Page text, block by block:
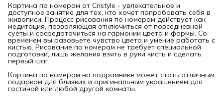
Картина по номерам от Cristyle - увлекательное и
доступное занятие для тех, кто хочет попробовать себя в
живописи. Процесс рисования по номерам действует как
медитация, позволяющая отключиться от повседневной
суеты и сосредоточиться на гармонии цвета и формы. Со
временем вы разовьете чувство цвета и умение работать с
кистью. Рисование по номерам не требует специальной
подготовки, лишь желания взять в руки кисть и сделать
первый шаг.
Картина по номерам на подрамнике может стать отличным
подарком для близких и оригинальным украшением для
гостиной или любой другой комнаты.